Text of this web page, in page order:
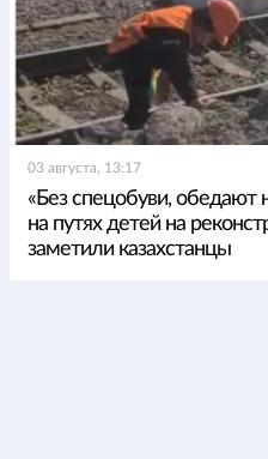
03 августа, 13:17
«Без спецобуви, обедают
на путях детей на
заметили казахстанцы